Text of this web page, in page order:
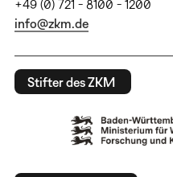
+49 (0) 721 - 8100 - 1200
info@zkm.de
Stifter des ZKM